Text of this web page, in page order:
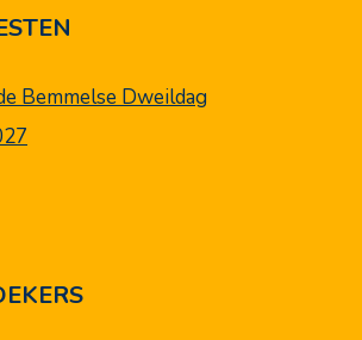
Bemmelse Dweildag